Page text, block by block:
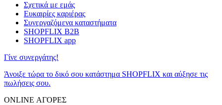
Σχετικά με εμάς
Ευκαιρίες καριέρας
Συνεργαζόμενα καταστήματα
SHOPFLIX B2B
SHOPFLIX app
Γίνε συνεργάτης!
Άνοιξε τώρα το δικό σου κατάστημα SHOPFLIX και αύξησε τις
πωλήσεις σου.
ONLINE ΑΓΟΡΕΣ